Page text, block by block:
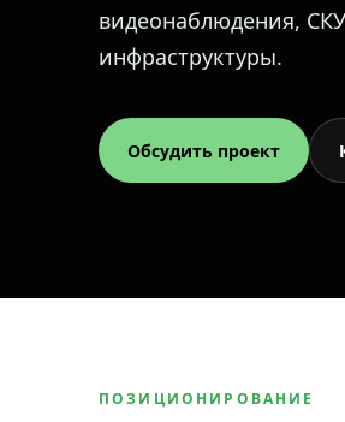
видеонаблюдения,
инфраструктуры.
Обсудить проект
ПОЗИЦИОНИРОВАНИЕ